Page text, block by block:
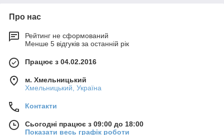
Про нас
Рейтинг не сформований
Менше 5 відгуків за останній рік
Працює з 04.02.2016
м. Хмельницький
Хмельницький, Україна
Контакти
Сьогодні працює з 09:00 до 18:00
Показати весь графік роботи